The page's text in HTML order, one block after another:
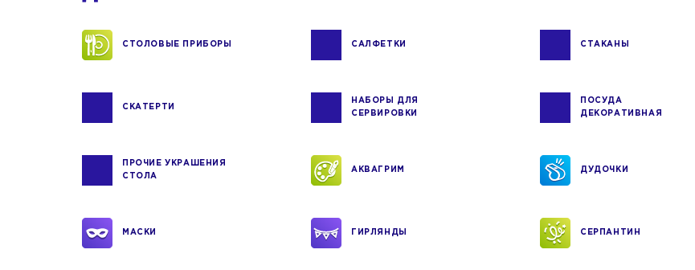
СТОЛОВЫЕ ПРИБОРЫ САЛФЕТКИ СТАКАНЫ
СКАТЕРТИ
НАБОРЫ ДЛЯ
СЕРВИРОВКИ
ПОСУДА
ДЕКОРАТИВНАЯ
ПРОЧИЕ УКРАШЕНИЯ
СТОЛА
АКВАГРИМ ДУДОЧКИ
МАСКИ ГИРЛЯНДЫ СЕРПАНТИН